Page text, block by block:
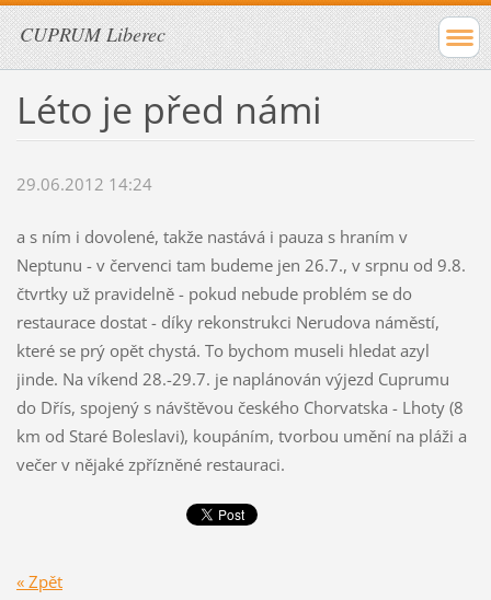
CUPRUM Liberec
Léto je před námi
29.06.2012 14:24
a s ním i dovolené, takže nastává i pauza s hraním v
Neptunu - v červenci tam budeme jen 26.7., v srpnu od 9.8.
čtvrtky už pravidelně - pokud nebude problém se do
restaurace dostat - díky rekonstrukci Nerudova náměstí,
které se prý opět chystá. To bychom museli hledat azyl
jinde. Na víkend 28.-29.7. je naplánován výjezd Cuprumu
do Dřís, spojený s návštěvou českého Chorvatska - Lhoty (8
km od Staré Boleslavi), koupáním, tvorbou umění na pláži a
večer v nějaké zpřízněné restauraci.
« Zpět